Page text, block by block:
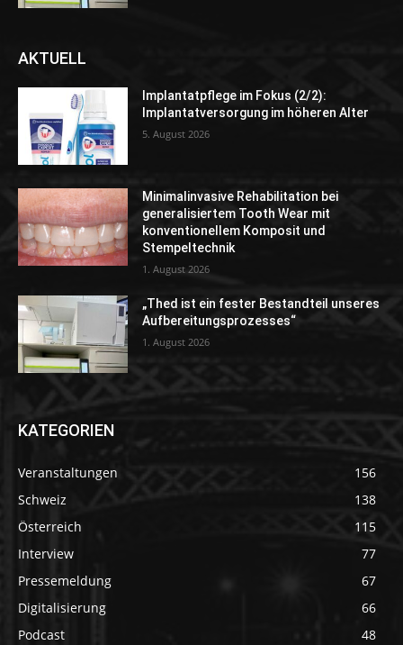
AKTUELL
Implantatpflege im Fokus (2/2):
Implantatversorgung im höheren Alter
5. August 2026
Minimalinvasive Rehabilitation bei
generalisiertem Tooth Wear mit
konventionellem Komposit und
Stempeltechnik
1. August 2026
„Thed ist ein fester Bestandteil unseres
Aufbereitungsprozesses“
1. August 2026
KATEGORIEN
Veranstaltungen
156
Schweiz
138
Österreich
115
Interview
77
Pressemeldung
67
Digitalisierung
66
Podcast
48